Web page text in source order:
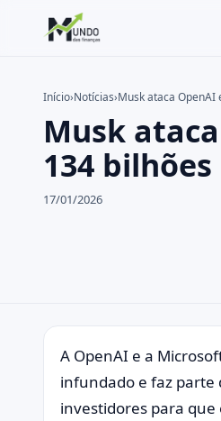
Buscar no site
Buscar por:
Pressione Enter para buscar
Início›Notícias›Musk ataca OpenAI
Musk
134 bilhões
17/01/2026
A OpenAI e a
infundado e faz parte
investidores para que